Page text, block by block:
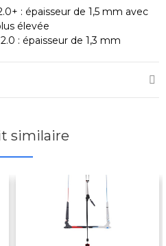
: épaisseur de 1,5 mm avec
élevée
: épaisseur de 1,3 mm
similaire